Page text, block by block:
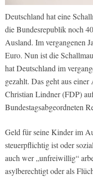
Deutschland hat eine
die Bundesrepublik noch
Ausland. Im vergangenen
Euro. Nun ist die
hat Deutschland im
gezahlt. Das geht aus
Christian Lindner (FDP)
Bundestagsabgeordneten
Geld für seine Kinder im
steuerpflichtig ist oder
auch wer „unfreiwillig“
asylberechtigt oder als